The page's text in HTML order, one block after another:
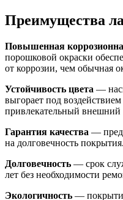
Преимущества
Повышенная
порошковой окраски
от коррозии, чем обычная
Устойчивость цвета —
выгорает под
привлекательный внешний
Гарантия качества —
на долговечность покрытия.
Долговечность — срок
лет без необходимости
Экологичность —